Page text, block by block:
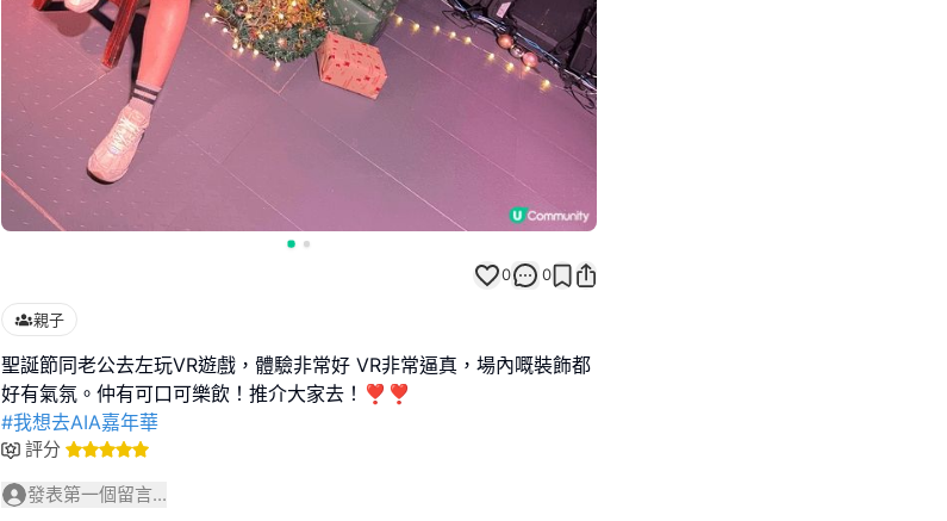
0 0
親子
聖誕節同老公去左玩VR遊戲，體驗非常好 VR非常逼真，場內嘅裝飾都
#我想去AIA嘉年華
評分
發表第一個留言...